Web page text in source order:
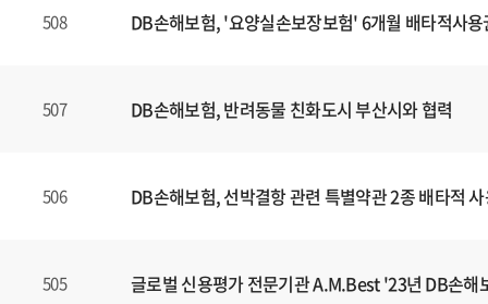
508 DB손해보험, '요양실손보장보험' 6개월 배타적사용
507 DB손해보험, 반려동물 친화도시 부산시와 협력
506 DB손해보험, 선박결항 관련 특별약관 2종 배타적
505 글로벌 신용평가 전문기관 A.M.Best '23년 DB손